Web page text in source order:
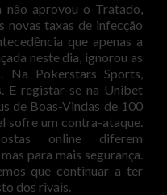
não aprovou o Tratado,
novas taxas de infecção
que apenas a
neste dia, ignorou as
Na Pokerstars Sports,
E registar-se na Unibet
de Boas-Vindas de 100
sofre um contra-ataque.
online diferem
para mais segurança.
que continuar a ter
dos rivais.